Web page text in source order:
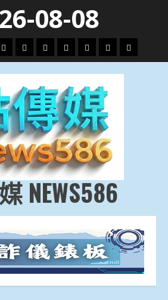
08-08
文
教.
技
專
題
娛
樂
劇
政
治
國
際
運
動
生
活
NEWS586